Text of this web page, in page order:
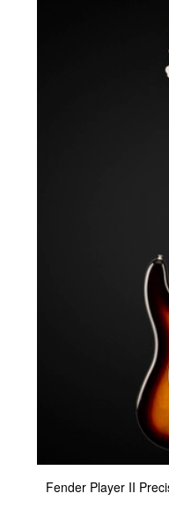
Fender Player II